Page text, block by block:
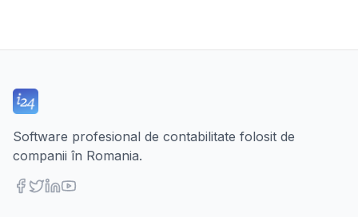
Software profesional de contabilitate folosit de
companii în Romania.